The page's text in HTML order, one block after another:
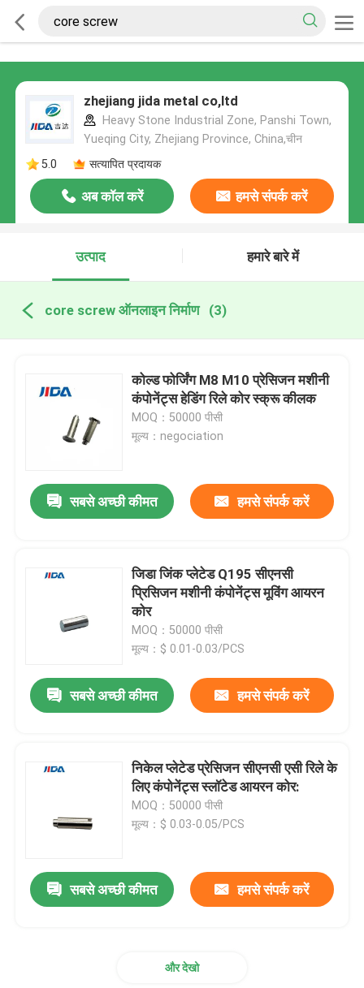
zhejiang jida metal co,ltd
Heavy Stone Industrial Zone, Panshi Town,
Yueqing City, Zhejiang Province, China,चीन
5.0
सत्यापित प्रदायक
अब कॉल करें हमसे संपर्क करें
उत्पाद हमारे बारे में
core screw ऑनलाइन निर्माण (3)
कोल्ड फोर्जिंग M8 M10 प्रेसिजन मशीनी
कंपोनेंट्स हेडिंग रिले कोर स्क्रू कीलक
MOQ：50000 पीसी
मूल्य：negociation
सबसे अच्छी कीमत हमसे संपर्क करें
जिडा जिंक प्लेटेड Q195 सीएनसी
प्रिसिजन मशीनी कंपोनेंट्स मूविंग आयरन
कोर
MOQ：50000 पीसी
मूल्य：$ 0.01-0.03/PCS
सबसे अच्छी कीमत हमसे संपर्क करें
निकेल प्लेटेड प्रेसिजन सीएनसी एसी रिले के
लिए कंपोनेंट्स स्लॉटेड आयरन कोर:
MOQ：50000 पीसी
मूल्य：$ 0.03-0.05/PCS
सबसे अच्छी कीमत हमसे संपर्क करें
और देखो